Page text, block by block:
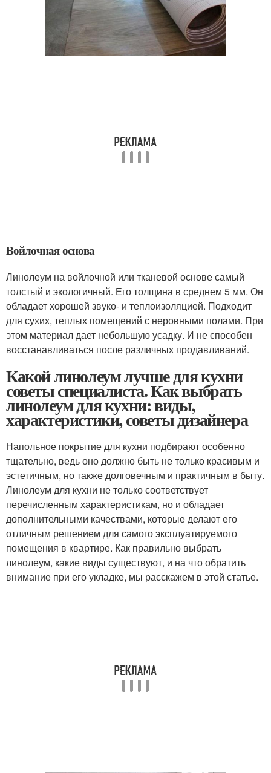
Войлочная основа
Линолеум на войлочной или тканевой основе самый
толстый и экологичный. Его толщина в среднем 5 мм. Он
обладает хорошей звуко- и теплоизоляцией. Подходит
для сухих, теплых помещений с неровными полами. При
этом материал дает небольшую усадку. И не способен
восстанавливаться после различных продавливаний.
Какой линолеум лучше для кухни
советы специалиста. Как выбрать
линолеум для кухни: виды,
характеристики, советы дизайнера
Напольное покрытие для кухни подбирают особенно
тщательно, ведь оно должно быть не только красивым и
эстетичным, но также долговечным и практичным в быту.
Линолеум для кухни не только соответствует
перечисленным характеристикам, но и обладает
дополнительными качествами, которые делают его
отличным решением для самого эксплуатируемого
помещения в квартире. Как правильно выбрать
линолеум, какие виды существуют, и на что обратить
внимание при его укладке, мы расскажем в этой статье.